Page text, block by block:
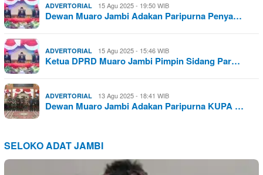
ADVERTORIAL 15 Agu 2025 - 19:50 WIB
Dewan Muaro Jambi Adakan Paripurna Penya…
ADVERTORIAL 15 Agu 2025 - 15:46 WIB
Ketua DPRD Muaro Jambi Pimpin Sidang Par…
ADVERTORIAL 13 Agu 2025 - 18:41 WIB
Dewan Muaro Jambi Adakan Paripurna KUPA …
SELOKO ADAT JAMBI